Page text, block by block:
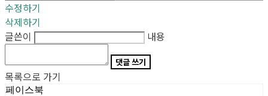
수정하기
삭제하기
글쓴이
내용
댓글 쓰기
목록으로 가기
페이스북